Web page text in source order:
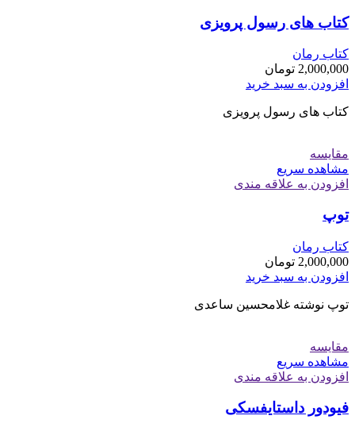
کتاب های رسول پرویزی
کتاب رمان
2,000,000 تومان
افزودن به سبد خرید
کتاب های رسول پرویزی
مقایسه
مشاهده سریع
افزودن به علاقه مندی
توپ
کتاب رمان
2,000,000 تومان
افزودن به سبد خرید
توپ نوشته غلامحسین ساعدی
مقایسه
مشاهده سریع
افزودن به علاقه مندی
فیودور داستایفسکی